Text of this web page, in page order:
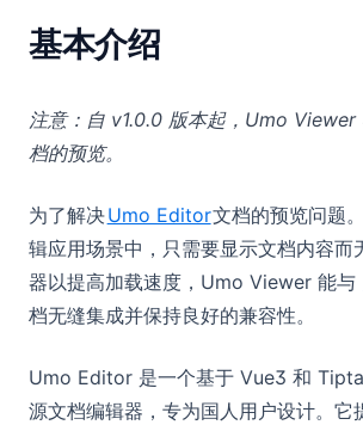
基本介绍
注意：自 v1.0.0 版本起，Umo Viewer
档的预览。
为了解决Umo Editor文档的预览问题
辑应用场景中，只需要显示文档内容而
器以提高加载速度，Umo Viewer 能与
档无缝集成并保持良好的兼容性。
Umo Editor 是一个基于 Vue3 和
源文档编辑器，专为国人用户设计。它